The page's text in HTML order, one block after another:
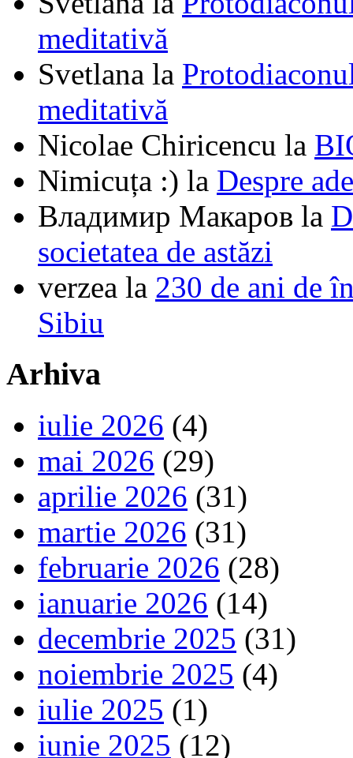
meditativă
Svetlana la
meditativă
Nicolae Chiricencu la
Nimicuța :) la Despre
Владимир Макаров la
societatea de astăzi
verzea la 230 de ani de
Sibiu
Arhiva
iulie 2026 (4)
mai 2026 (29)
aprilie 2026 (31)
martie 2026 (31)
februarie 2026 (28)
ianuarie 2026 (14)
decembrie 2025 (31)
noiembrie 2025 (4)
iulie 2025 (1)
iunie 2025 (12)